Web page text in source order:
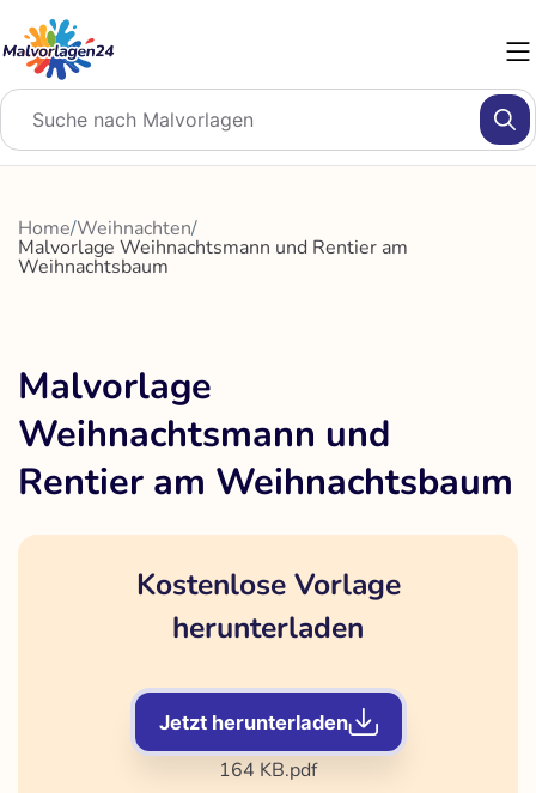
Inhalt
springen
Home/Weihnachten/
Malvorlage Weihnachtsmann und Rentier am
Weihnachtsbaum
Malvorlage
Weihnachtsmann und
Rentier am Weihnachtsbaum
Kostenlose Vorlage
herunterladen
Jetzt herunterladen
164 KB.pdf